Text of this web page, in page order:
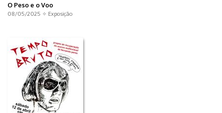
O Peso e o Voo
08/05/2025 ✧ Exposição